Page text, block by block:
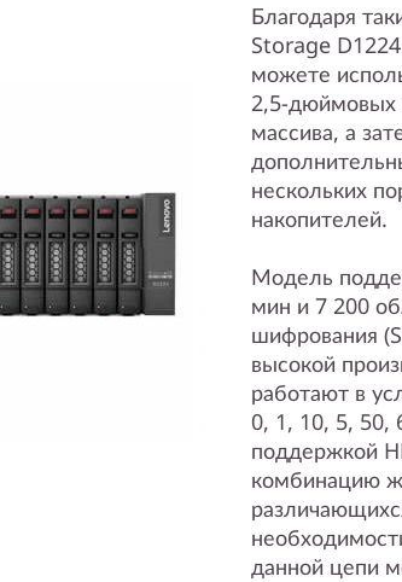
Благодаря
Storage
можете
2,5-дюймовых
массива, а
нескольких
накопителей.
Модель
мин и 7 200
шифрования
высокой
работают в
0, 1, 10, 5, 50,
поддержкой
комбинацию
данной цепи